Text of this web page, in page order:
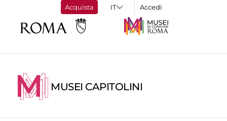
Acquista Accedi
MUSEI CAPITOLINI